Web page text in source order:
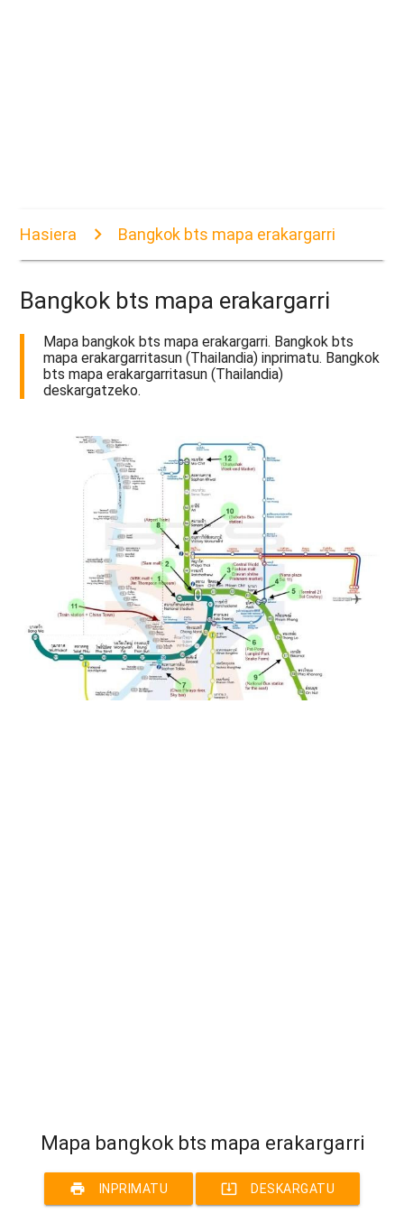
Hasiera Bangkok bts mapa erakargarri
Bangkok bts mapa erakargarri
Mapa bangkok bts mapa erakargarri. Bangkok bts
mapa erakargarritasun (Thailandia) inprimatu. Bangkok
bts mapa erakargarritasun (Thailandia)
deskargatzeko.
Mapa bangkok bts mapa erakargarri
print INPRIMATU system_update_alt DESKARGATU